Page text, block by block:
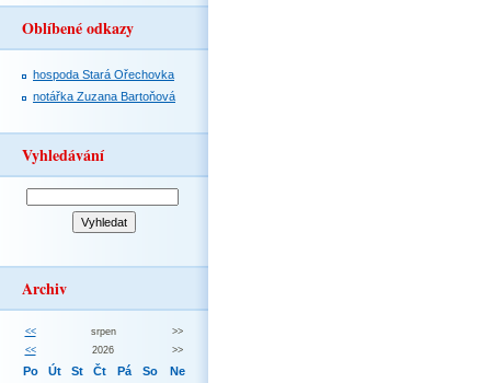
Oblíbené odkazy
hospoda Stará Ořechovka
notářka Zuzana Bartoňová
Vyhledávání
Archiv
<< srpen
>>
<<
2026 >>
Po Út St Čt Pá So Ne